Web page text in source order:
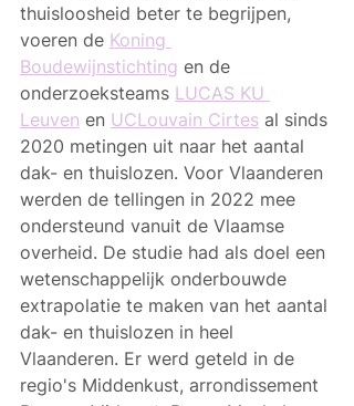
thuisloosheid beter te begrijpen,
voeren de Koning
Boudewijnstichting en de
onderzoeksteams LUCAS KU
Leuven en UCLouvain Cirtes al sinds
2020 metingen uit naar het aantal
dak- en thuislozen. Voor Vlaanderen
werden de tellingen in 2022 mee
ondersteund vanuit de Vlaamse
overheid. De studie had als doel een
wetenschappelijk onderbouwde
extrapolatie te maken van het aantal
dak- en thuislozen in heel
Vlaanderen. Er werd geteld in de
regio's Middenkust, arrondissement